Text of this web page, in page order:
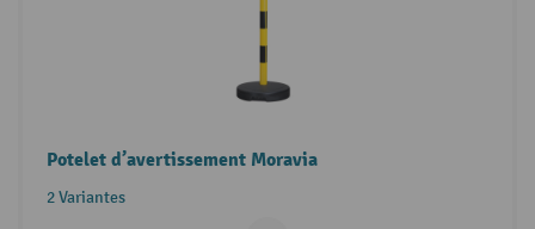
Potelet d’avertissement Moravia
2 Variantes